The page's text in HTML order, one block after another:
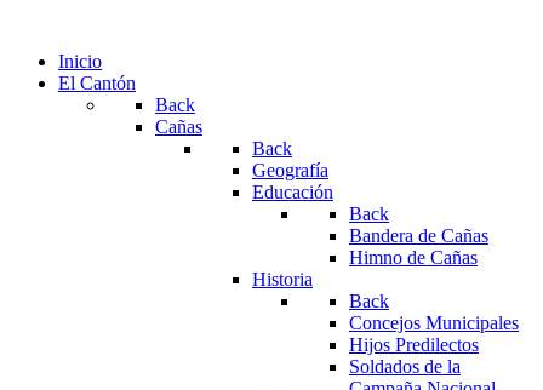
Inicio
El Cantón
Back
Cañas
Back
Geografía
Educación
Back
Bandera de Cañas
Himno de Cañas
Historia
Back
Concejos Municipales
Hijos Predilectos
Soldados de la